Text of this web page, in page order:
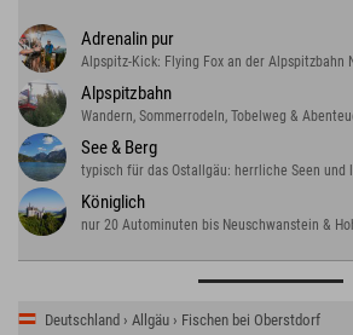
Adrenalin pur
Alpspitz-Kick: Flying Fox an der Alpspitzbahn
Alpspitzbahn
Wandern, Sommerrodeln, Tobelweg &
See & Berg
typisch für das Ostallgäu: herrliche Seen und
Königlich
nur 20 Autominuten bis Neuschwanstein &
Deutschland › Allgäu › Fischen bei Oberstdorf